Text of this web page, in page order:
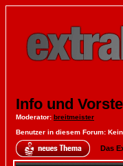
Info und
Moderator: breitmeister
Benutzer in diesem Forum:
Das